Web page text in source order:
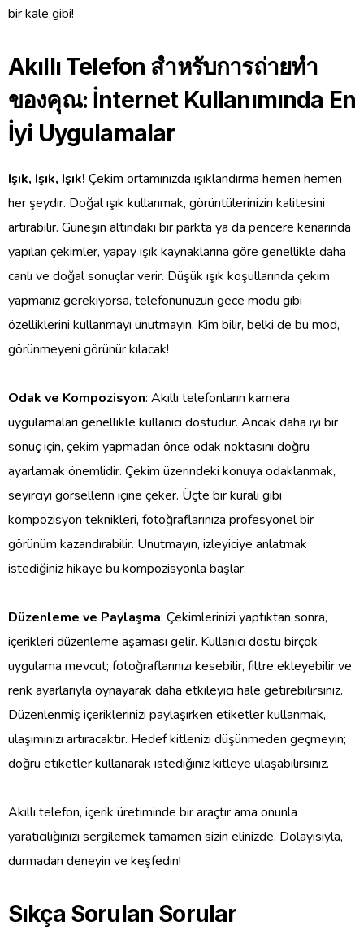
bir kale gibi!
Akıllı Telefon สำหรับการถ่ายทำ
ของคุณ: İnternet Kullanımında En
İyi Uygulamalar
Işık, Işık, Işık! Çekim ortamınızda ışıklandırma hemen hemen
her şeydir. Doğal ışık kullanmak, görüntülerinizin kalitesini
artırabilir. Güneşin altındaki bir parkta ya da pencere kenarında
yapılan çekimler, yapay ışık kaynaklarına göre genellikle daha
canlı ve doğal sonuçlar verir. Düşük ışık koşullarında çekim
yapmanız gerekiyorsa, telefonunuzun gece modu gibi
özelliklerini kullanmayı unutmayın. Kim bilir, belki de bu mod,
görünmeyeni görünür kılacak!
Odak ve Kompozisyon: Akıllı telefonların kamera
uygulamaları genellikle kullanıcı dostudur. Ancak daha iyi bir
sonuç için, çekim yapmadan önce odak noktasını doğru
ayarlamak önemlidir. Çekim üzerindeki konuya odaklanmak,
seyirciyi görsellerin içine çeker. Üçte bir kuralı gibi
kompozisyon teknikleri, fotoğraflarınıza profesyonel bir
görünüm kazandırabilir. Unutmayın, izleyiciye anlatmak
istediğiniz hikaye bu kompozisyonla başlar.
Düzenleme ve Paylaşma: Çekimlerinizi yaptıktan sonra,
içerikleri düzenleme aşaması gelir. Kullanıcı dostu birçok
uygulama mevcut; fotoğraflarınızı kesebilir, filtre ekleyebilir ve
renk ayarlarıyla oynayarak daha etkileyici hale getirebilirsiniz.
Düzenlenmiş içeriklerinizi paylaşırken etiketler kullanmak,
ulaşımınızı artıracaktır. Hedef kitlenizi düşünmeden geçmeyin;
doğru etiketler kullanarak istediğiniz kitleye ulaşabilirsiniz.
Akıllı telefon, içerik üretiminde bir araçtır ama onunla
yaratıcılığınızı sergilemek tamamen sizin elinizde. Dolayısıyla,
durmadan deneyin ve keşfedin!
Sıkça Sorulan Sorular